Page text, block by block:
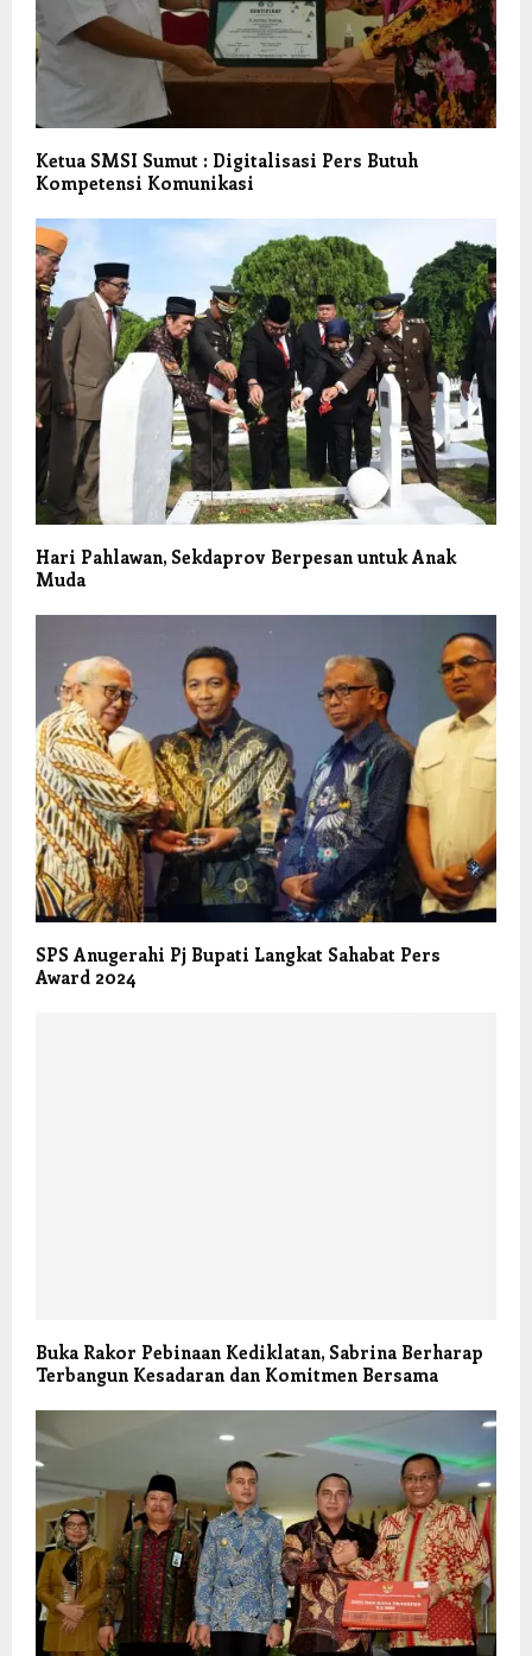
Ketua SMSI Sumut : Digitalisasi Pers Butuh
Kompetensi Komunikasi
Hari Pahlawan, Sekdaprov Berpesan untuk Anak
Muda
SPS Anugerahi Pj Bupati Langkat Sahabat Pers
Award 2024
Buka Rakor Pebinaan Kediklatan, Sabrina Berharap
Terbangun Kesadaran dan Komitmen Bersama